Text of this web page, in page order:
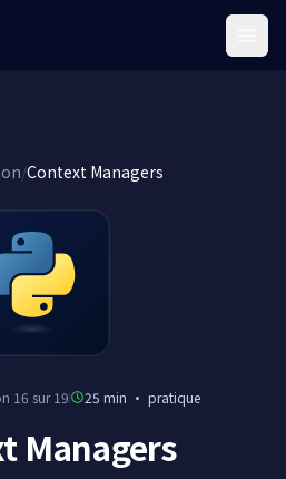
/Context Managers
16 sur 19 25 min ·pratique
Managers